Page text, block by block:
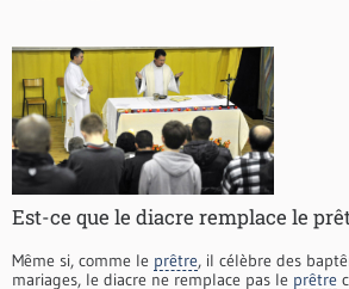
Est-ce que le diacre remplace le
Même si, comme le prêtre, il célèbre des
mariages, le diacre ne remplace pas le prêtre